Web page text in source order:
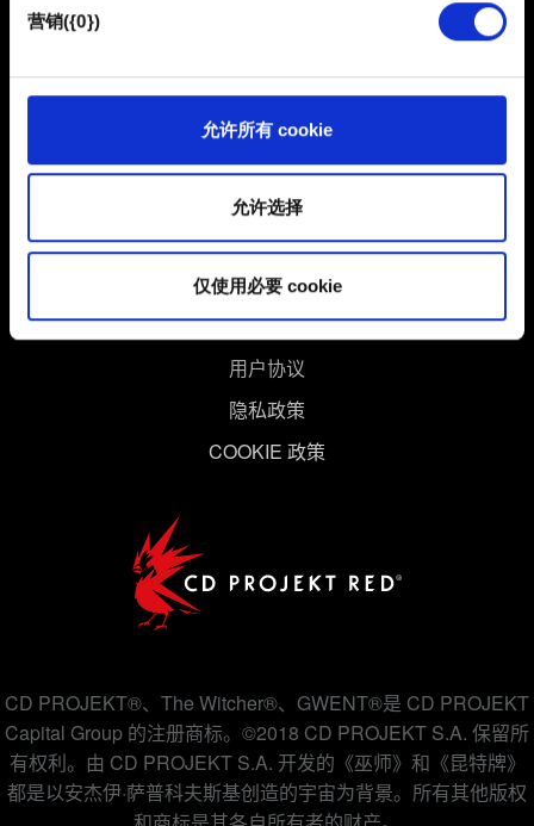
也可能与我们的合作伙伴分享我们的 Cookie 片段。但是，
使用所有这些非强制性的 Cookie 都需要提前获取您的许
您可以在下面的"设置"菜单中找到有关我们使用 Cookie 的
其中的内容并准备好继续，请点击"确定"。
营销({0})
允许所有 cookie
允许选择
仅使用必要 cookie
简体中文
保持联系
用户协议
隐私政策
COOKIE 政策
CD PROJEKT®、The Witcher®、GWENT®是 CD PROJEKT
Capital Group 的注册商标。©2018 CD PROJEKT S.A. 保留所
有权利。由 CD PROJEKT S.A. 开发的《巫师》和《昆特牌》
都是以安杰伊·萨普科夫斯基创造的宇宙为背景。所有其他版权